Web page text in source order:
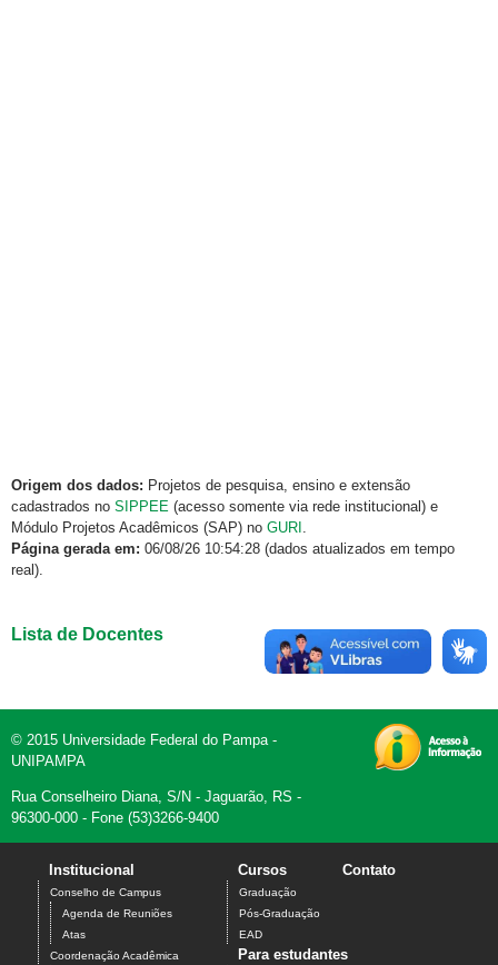
Origem dos dados: Projetos de pesquisa, ensino e extensão
cadastrados no SIPPEE (acesso somente via rede institucional) e
Módulo Projetos Acadêmicos (SAP) no GURI .
Página gerada em: 06/08/26 10:54:28 (dados atualizados em tempo
real).
Lista de Docentes
© 2015 Universidade Federal do Pampa -
UNIPAMPA
Rua Conselheiro Diana, S/N - Jaguarão, RS -
96300-000 - Fone (53)3266-9400
Institucional
Conselho de Campus
Agenda de Reuniões
Atas
Coordenação Acadêmica
Cursos
Graduação
Pós-Graduação
EAD
Contato
Para estudantes